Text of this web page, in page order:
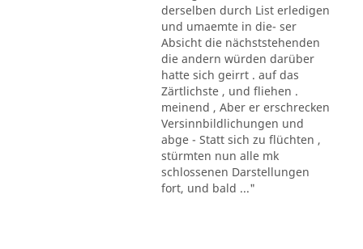
derselben durch List erledigen
und umaemte in die- ser
Absicht die nächststehenden
die andern würden darüber
hatte sich geirrt . auf das
Zärtlichste , und fliehen .
meinend , Aber er erschrecken
Versinnbildlichungen und
abge - Statt sich zu flüchten ,
stürmten nun alle mk
schlossenen Darstellungen
fort, und bald ..."